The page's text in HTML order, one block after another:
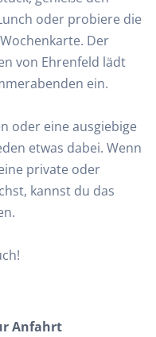
oder probiere die
Der
von Ehrenfeld lädt
ein.
oder eine ausgiebige
etwas dabei. Wenn
private oder
kannst du das
Anfahrt